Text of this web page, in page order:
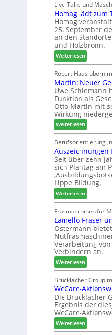
n
a
u
s
f
ü
r
W
e
m
h
ö
n
e
r
c
h
e
n
s
t
a
u
r
a
u
m
-
S
o
r
t
i
m
e
n
t
Live-Talks und
Homag lädt zum
Homag
25. September
an den
und Holzbronn.
Weiterlesen:
H
o
m
a
g
l
ä
d
t
z
u
m
T
r
e
f
f
e
i
n
Robert Haas
Martin: Neuer
Uwe Schiemann
Funktion als
Otto Martin mit
Wirkung
Weiterlesen:
M
a
r
t
i
n
:
N
e
u
e
r
G
e
s
c
h
ä
f
t
s
f
ü
Berufsorientierung
Auszeichnungen
Seit über zehn
sich Plantag am
Lippe Bildung.
Weiterlesen:
A
u
s
z
e
i
c
h
n
u
n
g
e
n
f
ü
Fräsmaschinen für
Lamello-Fräser
Ostermann bietet
Verarbeitung von
Verbindern an.
Weiterlesen:
L
a
m
e
l
l
o
-
Brucklacher Group
WeCare-
Die Brucklacher
Ergebnis der
WeCare-
Weiterlesen:
W